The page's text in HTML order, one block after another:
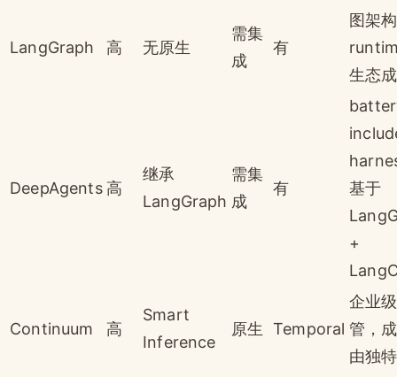
LangGraph 高 无原生
需集
成
有
图架构
生态
DeepAgents 高
继承
LangGraph
需集
成
有
基于
+
Continuum 高
Smart
Inference
原生 Temporal
企业
管，
由独